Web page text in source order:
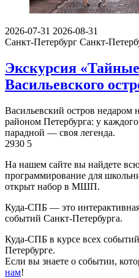
2026-07-31 2026-08-31
Санкт-Петербург Санкт-
Экскурсия
Васильевского
Васильевский остров
районом Петербурга: у
парадной — своя легенда.
2930 5
На нашем сайте вы найдете
программирование для
открыт набор в МШП.
Куда-СПБ — это
событий Санкт-Петербурга.
Куда-СПБ в курсе всех
Петербурге.
Если вы знаете о событии,
нам!